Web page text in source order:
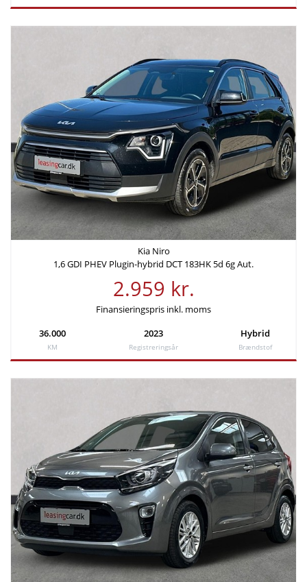
Kia Niro
1,6 GDI PHEV Plugin-hybrid DCT 183HK 5d 6g Aut.
2.959 kr.
Finansieringspris inkl. moms
36.000
KM
2023
Registreringsår
Hybrid
Brændstof